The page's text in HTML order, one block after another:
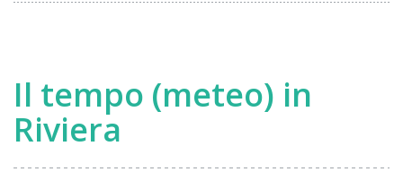
Il tempo (meteo) in
Riviera